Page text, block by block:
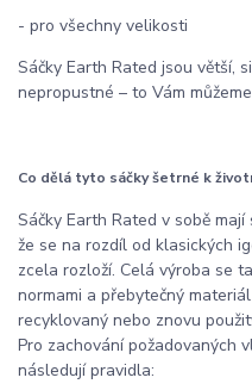
- pro všechny velikosti
Sáčky Earth Rated jsou větší,
nepropustné – to Vám
Co dělá tyto sáčky šetrné k
Sáčky Earth Rated v sobě
že se na rozdíl od klasických
zcela rozloží. Celá výroba se
normami a přebytečný
recyklovaný nebo znovu
Pro zachování požadovaných
následují pravidla: